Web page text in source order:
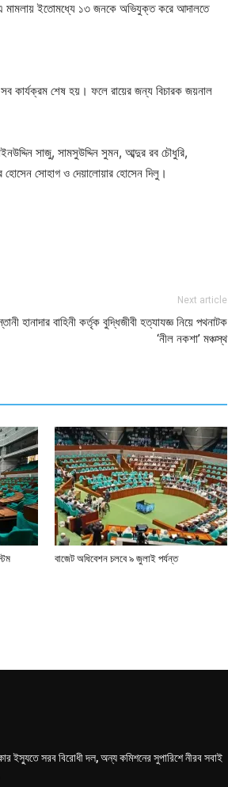
এ মামলায় ইতোমধ্যে ১৩ জনকে অভিযুক্ত করে আদালতে
কার্যক্রম শেষ হয়। ফলে রায়ের জন্য বিচারক জয়নাল
সাজু, সামসুউদ্দিন সুমন, আব্দুর রব চৌধুরি,
সোহাগ ও দেয়ালোয়ার হোসেন দিলু।
Next article
হানাদার বাহিনী কর্তৃক বুদ্ধিজীবী হত্যাযজ্ঞ নিয়ে পথনাটক
‘নীল নকশা’ মঞ্চস্থ
বাজেট অধিবেশন চলবে ৯ জুলাই পর্যন্ত
ইস্যুতে সরব বিরোধী দল, অন্য কমিশনের সুপারিশে নীরব সবাই